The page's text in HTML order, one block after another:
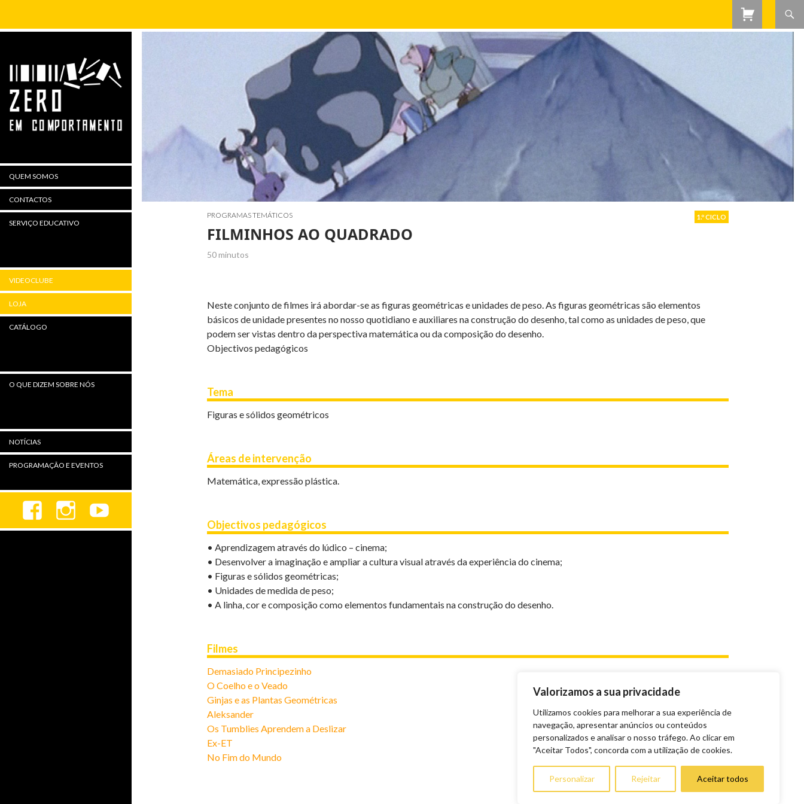
Valorizamos a sua privacidade
Utilizamos cookies para melhorar a sua experiência de
navegação, apresentar anúncios ou conteúdos
personalizados e analisar o nosso tráfego. Ao clicar em
"Aceitar Todos", concorda com a utilização de cookies.
Personalizar Rejeitar Aceitar todos
PROGRAMAS TEMÁTICOS 1.º CICLO
FILMINHOS AO QUADRADO
50 minutos
Neste conjunto de filmes irá abordar-se as figuras geométricas e unidades de peso. As figuras geométricas são elementos
básicos de unidade presentes no nosso quotidiano e auxiliares na construção do desenho, tal como as unidades de peso, que
podem ser vistas dentro da perspectiva matemática ou da composição do desenho.
Objectivos pedagógicos
Tema
Figuras e sólidos geométricos
Áreas de intervenção
Matemática, expressão plástica.
Objectivos pedagógicos
• Aprendizagem através do lúdico – cinema;
• Desenvolver a imaginação e ampliar a cultura visual através da experiência do cinema;
• Figuras e sólidos geométricas;
• Unidades de medida de peso;
• A linha, cor e composição como elementos fundamentais na construção do desenho.
Filmes
Demasiado Principezinho
O Coelho e o Veado
Ginjas e as Plantas Geométricas
Aleksander
Os Tumblies Aprendem a Deslizar
Ex-ET
No Fim do Mundo
QUEM SOMOS
CONTACTOS
SERVIÇO EDUCATIVO
VIDEOCLUBE
LOJA
CATÁLOGO
O QUE DIZEM SOBRE NÓS
NOTÍCIAS
PROGRAMAÇÃO E EVENTOS